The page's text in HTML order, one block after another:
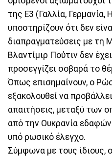
της Ε3 (Γαλλία, Γερμανία,
υποστηρίζουν ότι δεν
διαπραγματεύσεις με τη
Βλαντίμιρ Πούτιν δεν
προσεγγίζει σοβαρά το
Όπως επισημαίνουν, ο
εξακολουθεί να
απαιτήσεις, μεταξύ των
από την Ουκρανία εδαφών
υπό ρωσικό έλεγχο.
Σύμφωνα με τους ίδιους,